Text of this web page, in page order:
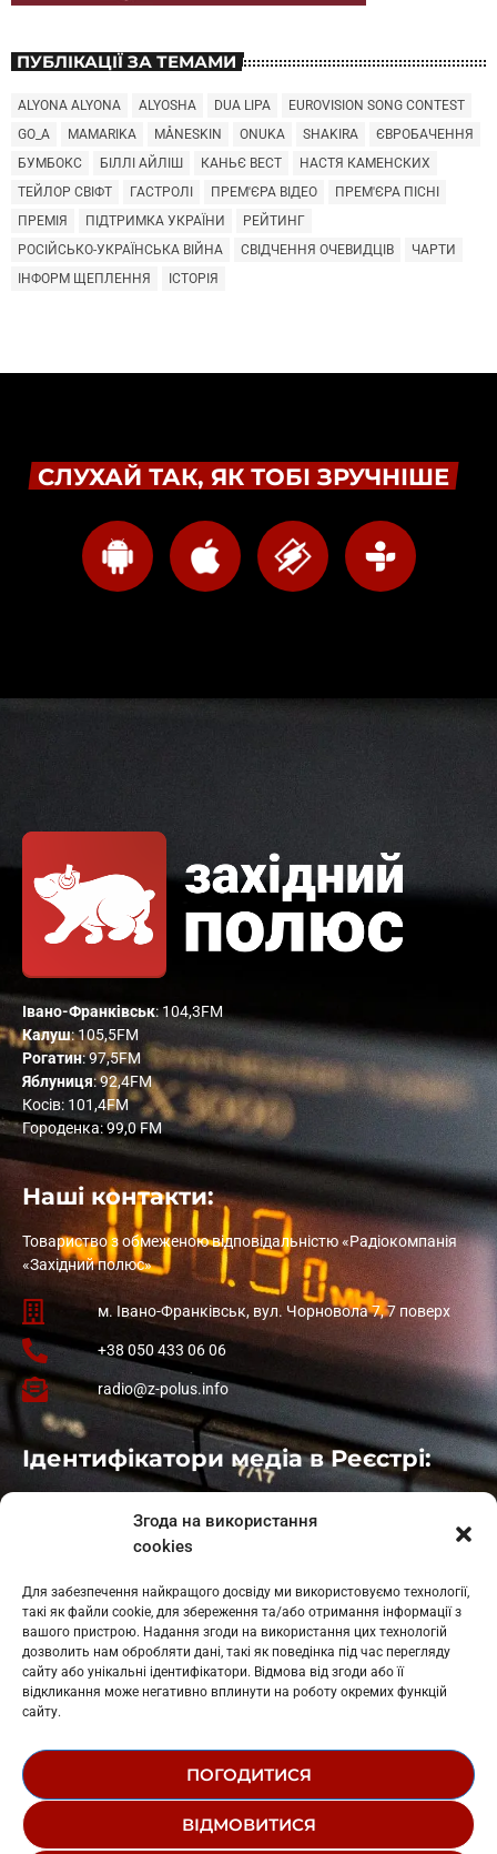
Згода на використання
cookies
Для забезпечення найкращого досвіду ми використовуємо технології,
такі як файли cookie, для збереження та/або отримання інформації з
вашого пристрою. Надання згоди на використання цих технологій
дозволить нам обробляти дані, такі як поведінка під час перегляду
сайту або унікальні ідентифікатори. Відмова від згоди або її
відкликання може негативно вплинути на роботу окремих функцій
сайту.
ПОГОДИТИСЯ
ВІДМОВИТИСЯ
ПУБЛІКАЦІЇ ЗА ТЕМАМИ
ALYONA ALYONA ALYOSHA DUA LIPA
EUROVISION SONG CONTEST
GO_A
MAMARIKA MÅNESKIN ONUKA SHAKIRA
ЄВРОБАЧЕННЯ
БУМБОКС
БІЛЛІ АЙЛІШ КАНЬЄ ВЕСТ
НАСТЯ КАМЕНСКИХ
ТЕЙЛОР СВІФТ
ГАСТРОЛІ ПРЕМ'ЄРА ВІДЕО
ПРЕМ'ЄРА ПІСНІ
ПРЕМІЯ
ПІДТРИМКА УКРАЇНИ
РЕЙТИНГ
РОСІЙСЬКО-УКРАЇНСЬКА ВІЙНА
СВІДЧЕННЯ ОЧЕВИДЦІВ
ЧАРТИ
ІНФОРМ ЩЕПЛЕННЯ
ІСТОРІЯ
СЛУХАЙ ТАК, ЯК ТОБІ ЗРУЧНІШЕ
Івано-Франківськ: 104,3FM
Калуш: 105,5FM
Рогатин: 97,5FM
Яблуниця: 92,4FM
Косів: 101,4FM
Городенка: 99,0 FM
Наші контакти:
Товариство з обмеженою відповідальністю «Радіокомпанія
«Західний полюс»
м. Івано-Франківськ, вул. Чорновола 7, 7 поверх
+38 050 433 06 06
radio@z-polus.info
Ідентифікатори медіа в Реєстрі:
: L11-01410
: L11-01801
Косів: L11-01805
Гарасимів: L11-02274
© 1995-2026 РК «ЗАХІДНИЙ ПОЛЮС»